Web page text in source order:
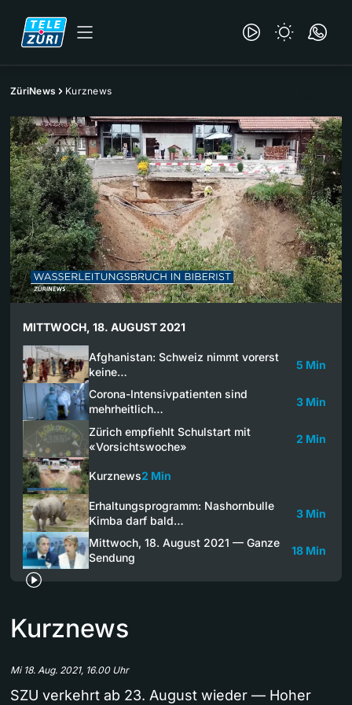
ZüriNews Kurznews
MITTWOCH, 18. AUGUST 2021
Afghanistan: Schweiz nimmt vorerst
keine…
5 Min
Corona-Intensivpatienten sind
mehrheitlich…
3 Min
Zürich empfiehlt Schulstart mit
«Vorsichtswoche»
2 Min
Kurznews2 Min
Erhaltungsprogramm: Nashornbulle
Kimba darf bald…
3 Min
Mittwoch, 18. August 2021 — Ganze
Sendung
18 Min
Kurznews
Mi 18. Aug. 2021, 16.00 Uhr
SZU verkehrt ab 23. August wieder — Hoher